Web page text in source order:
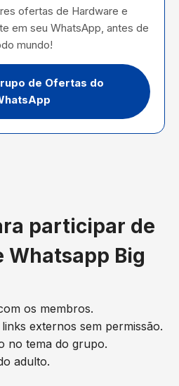
ofertas de Hardware e
em seu WhatsApp, antes de
mundo!
de Ofertas do
participar de
Whatsapp Big
os membros.
externos sem permissão.
no tema do grupo.
adulto.